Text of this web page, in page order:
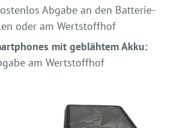
Abgabe an den Batterie-
oder am Wertstoffhof
mit geblähtem Akku:
am Wertstoffhof